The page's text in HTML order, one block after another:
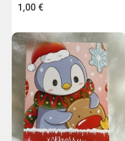
1,00 €